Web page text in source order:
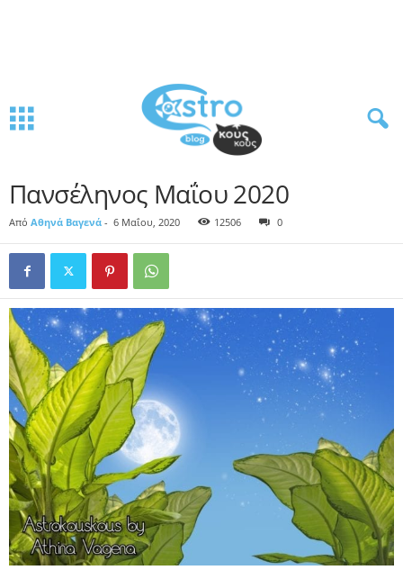
Πανσέληνος Μαΐου 2020
Από Αθηνά Βαγενά - 6 Μαΐου, 2020 12506 0